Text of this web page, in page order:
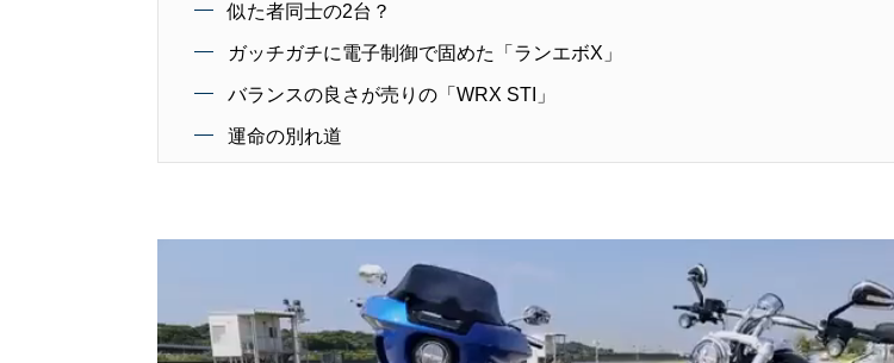
似た者同士の2台？
ガッチガチに電子制御で固めた「ランエボX」
バランスの良さが売りの「WRX STI」
運命の別れ道